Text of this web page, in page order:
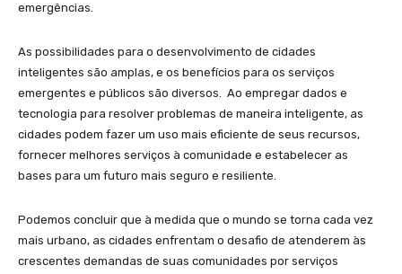
emergências.
As possibilidades para o desenvolvimento de cidades
inteligentes são amplas, e os benefícios para os serviços
emergentes e públicos são diversos. Ao empregar dados e
tecnologia para resolver problemas de maneira inteligente, as
cidades podem fazer um uso mais eficiente de seus recursos,
fornecer melhores serviços à comunidade e estabelecer as
bases para um futuro mais seguro e resiliente.
Podemos concluir que à medida que o mundo se torna cada vez
mais urbano, as cidades enfrentam o desafio de atenderem às
crescentes demandas de suas comunidades por serviços